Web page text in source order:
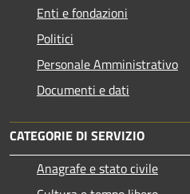
Enti e fondazioni
Politici
Personale Amministrativo
Documenti e dati
CATEGORIE DI SERVIZIO
Anagrafe e stato civile